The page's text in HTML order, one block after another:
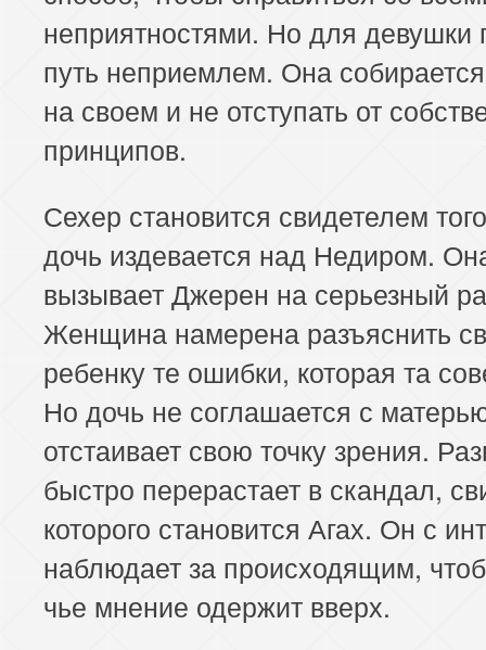
неприятностями. Но для девушки
путь неприемлем. Она
на своем и не отступать от
принципов.
Сехер становится свидетелем
дочь издевается над Недиром.
вызывает Джерен на серьезный
Женщина намерена разъяснить
ребенку те ошибки, которая та
Но дочь не соглашается с
отстаивает свою точку зрения.
быстро перерастает в скандал,
которого становится Агах. Он с
наблюдает за происходящим,
чье мнение одержит вверх.